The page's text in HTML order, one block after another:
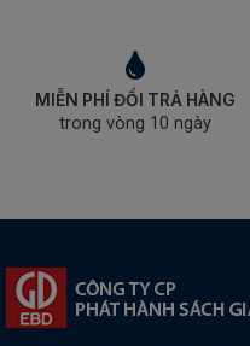
MIỄN PHÍ ĐỔI TRẢ HÀNG
trong vòng 10 ngày